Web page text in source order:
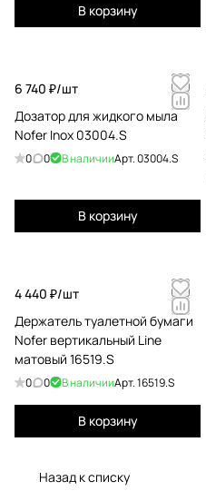
В корзину
6 740 ₽/шт
Дозатор для жидкого мыла
Nofer Inox 03004.S
0 0 В наличииАрт.03004.S
В корзину
4 440 ₽/шт
Держатель туалетной бумаги
Nofer вертикальный Line
матовый 16519.S
0 0 В наличииАрт.16519.S
В корзину
Назад к списку